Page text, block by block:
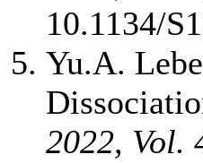
10.1134/
Yu.A.
2022, Vol.